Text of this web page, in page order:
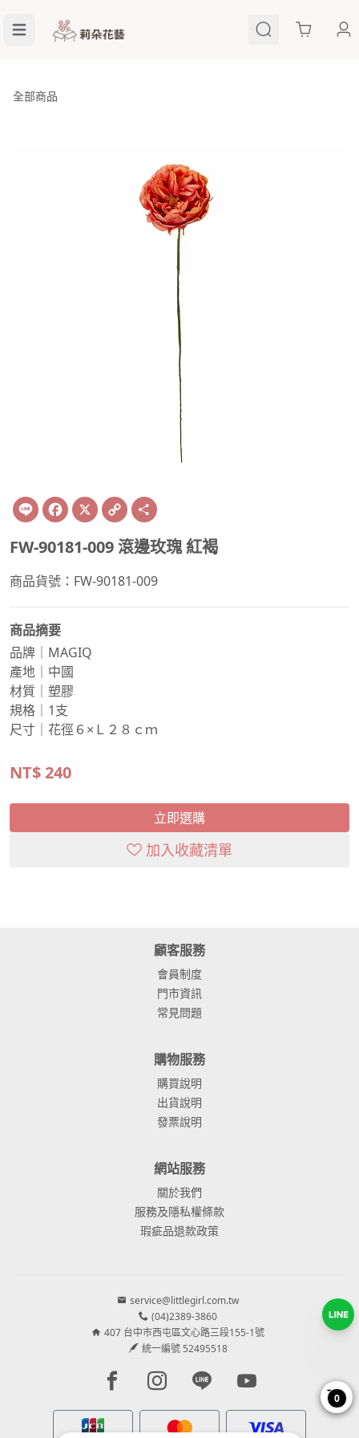
Cart
全部商品
Line Facebook
X Copy
Link
FW-90181-009 滾邊玫瑰 紅褐
商品貨號：FW-90181-009
商品摘要
品牌｜MAGIQ
產地｜中國
材質｜塑膠
規格｜1支
尺寸｜花徑６×Ｌ２８ｃｍ
NT$240
立即選購
加入收藏清單
顧客服務
會員制度
門市資訊
常見問題
購物服務
購買說明
出貨說明
發票說明
網站服務
關於我們
服務及隱私權條款
瑕疵品退款政策
service@littlegirl.com.tw
(04)2389-3860
407 台中市西屯區文心路三段155-1號
統一編號 52495518
Facebook page
Instagram page
Line pageYoutube page
0